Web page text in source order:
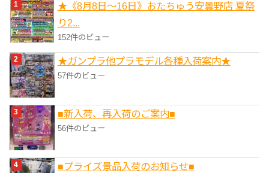
ー
★《8月8日～16日》おたちゅう安曇野店 夏祭
り2...
152件のビュー
★ガンプラ他プラモデル各種入荷案内★
57件のビュー
■新入荷、再入荷のご案内■
56件のビュー
■プライズ景品入荷のお知らせ■